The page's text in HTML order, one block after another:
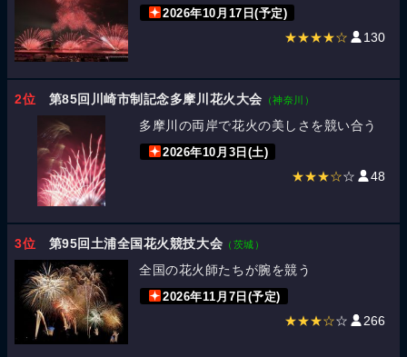
2026年10月17日(予定)
★★★★☆ 130
2位 第85回川崎市制記念多摩川花火大会 （神奈川）
多摩川の両岸で花火の美しさを競い合う
2026年10月3日(土)
★★★☆☆ 48
3位 第95回土浦全国花火競技大会 （茨城）
全国の花火師たちが腕を競う
2026年11月7日(予定)
★★★☆☆ 266